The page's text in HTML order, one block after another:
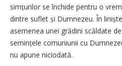
simțurilor se închide pentru o
dintre suflet și Dumnezeu. În
asemenea unei grădini scăldate
semințele comuniunii cu
nu apune niciodată.